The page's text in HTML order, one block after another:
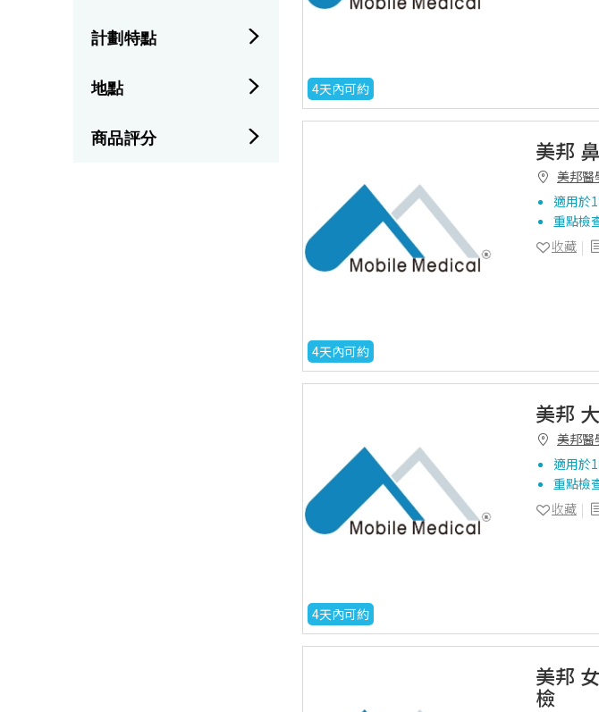
計劃特點
地點
商品評分
4天內可約
4天內可約
美邦
美邦醫
適用於
重點檢
收藏
4天內可約
美邦
美邦醫
適用於
重點檢
收藏
美邦
檢